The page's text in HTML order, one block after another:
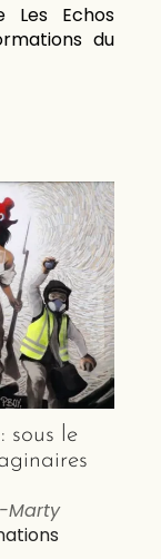
Les Echos
du
sous le
Marty